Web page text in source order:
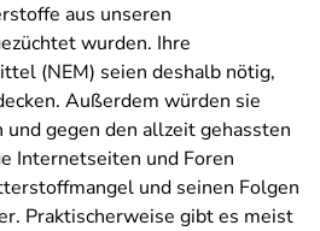
aus unseren
wurden. Ihre
(NEM) seien deshalb nötig,
Außerdem würden sie
gegen den allzeit gehassten
Internetseiten und Foren
und seinen Folgen
Praktischerweise gibt es meist